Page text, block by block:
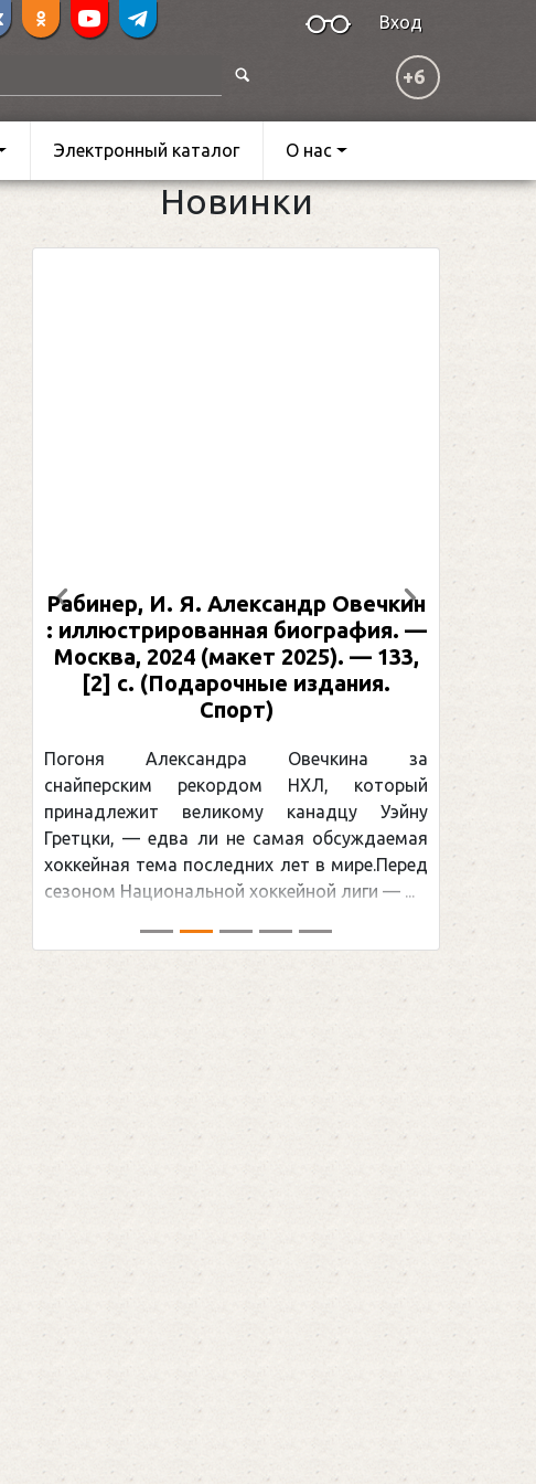
Вход
+6
Электронный каталог О нас
Новинки
Рабинер, И. Я. Александр Овечкин
: иллюстрированная биография. —
Москва, 2024 (макет 2025). — 133,
[2] с. (Подарочные издания.
Спорт)
Погоня Александра Овечкина за
снайперским рекордом НХЛ, который
принадлежит великому канадцу Уэйну
Гретцки, — едва ли не самая обсуждаемая
хоккейная тема последних лет в мире.Перед
сезоном Национальной хоккейной лиги — ...
Предыдущий Следующий